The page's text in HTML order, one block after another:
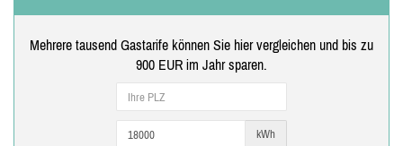
Mehrere tausend Gastarife können Sie hier vergleichen und bis zu
900 EUR im Jahr sparen.
kWh